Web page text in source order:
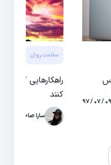
۰۹ / ۰۷ / ۹۷
سلامت روان
راهکارهایی که
کنند
سارا صاحبی